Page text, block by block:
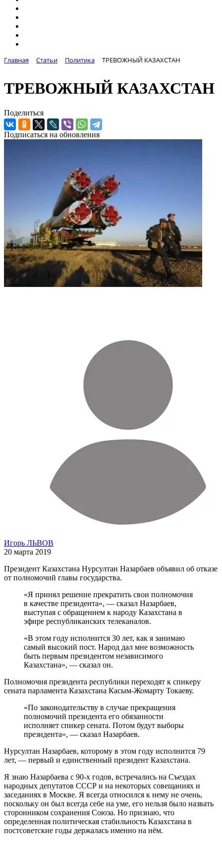
Главная Статьи Политика ТРЕВОЖНЫЙ КАЗАХСТАН
ТРЕВОЖНЫЙ КАЗАХСТАН
Поделиться
Подписаться на обновления
Игорь ЛЬВОВ
20 марта 2019
Президент Казахстана Нурсултан Назарбаев объявил об отказе
от полномочий главы государства.
«Я принял решение прекратить свои полномочия
в качестве президента», — сказал Назарбаев,
выступая с обращением к народу Казахстана в
эфире республиканских телеканалов.
«В этом году исполнится 30 лет, как я занимаю
самый высокий пост. Народ дал мне возможность
быть первым президентом независимого
Казахстана», — сказал он.
Полномочия президента республики переходят к спикеру
сената парламента Казахстана Касым-Жомарту Токаеву.
«По законодательству в случае прекращения
полномочий президента его обязанности
исполняет спикер сената. Потом будут выборы
президента», — сказал Назарбаев.
Нурсултан Назарбаев, которому в этом году исполнится 79
лет, — первый и единственный президент Казахстана.
Я знаю Назарбаева с 90-х годов, встречались на Съездах
народных депутатов СССР и на некоторых совещаниях и
заседаниях в Москве. Я всегда относился к нему не очень,
поскольку он был всегда себе на уме, его нельзя было назвать
сторонником сохранения Союза. Но признаю, что
определенная политическая стабильность Казахстана в
постсоветские годы держалась именно на нём.